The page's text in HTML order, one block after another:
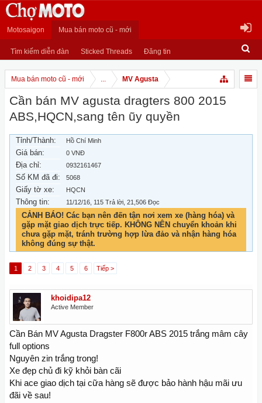
Motosaigon Mua bán moto cũ - mới
Tìm kiếm diễn đàn Sticked Threads Đăng tin
Mua bán moto cũ - mới ... MV Agusta
Cần bán MV agusta dragters 800 2015
ABS,HQCN,sang tên ũy quyền
Tỉnh/Thành: Hồ Chí Minh
Giá bán: 0 VNĐ
Địa chỉ: 0932161467
Số KM đã đi: 5068
Giấy tờ xe: HQCN
Thông tin: 11/12/16 , 115 Trả lời, 21,506 Đọc
CẢNH BÁO! Các bạn nên đến tận nơi xem xe (hàng hóa) và
gặp mặt giao dịch trực tiếp. KHÔNG NÊN chuyển khoản khi
chưa gặp mặt, tránh trường hợp lừa đảo và nhận hàng hóa
không đúng sự thật.
1 2 3 4 5 6 Tiếp >
khoidipa12
Active Member
Cần Bán MV Agusta Dragster F800r ABS 2015 trắng mâm cây
full options
Nguyên zin trắng trong!
Xe đẹp chủ đi kỹ khỏi bàn cãi
Khi ace giao dịch tại cữa hàng sẽ được bảo hành hậu mãi ưu
đãi về sau!